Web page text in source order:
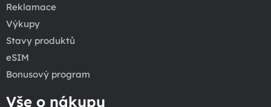
Reklamace
Výkupy
Stavy produktů
eSIM
Bonusový program
Vše o nákupu